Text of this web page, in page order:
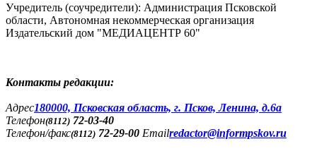
Учредитель (соучредители): Администрация Псковской
области, Автономная некоммерческая организация
Издательский дом "МЕДИАЦЕНТР 60"
Контакты редакции:
Адреc180000, Псковская область, г. Псков, Ленина, д.6а
Телефон(8112) 72-03-40
Телефон/факс(8112) 72-29-00 Emailredactor@informpskov.ru